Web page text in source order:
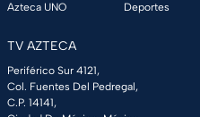
Azteca UNO
Deportes
TV AZTECA
Periférico Sur 4121,
Col. Fuentes Del Pedregal,
C.P. 14141,